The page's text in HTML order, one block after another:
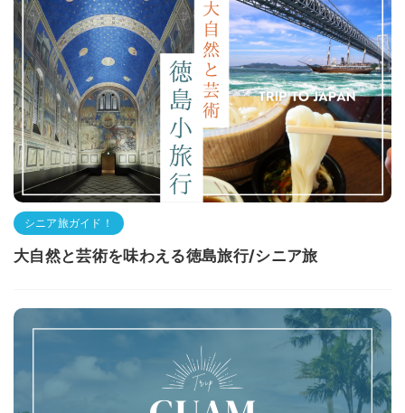
シニア旅ガイド！
大自然と芸術を味わえる徳島旅行/シニア旅